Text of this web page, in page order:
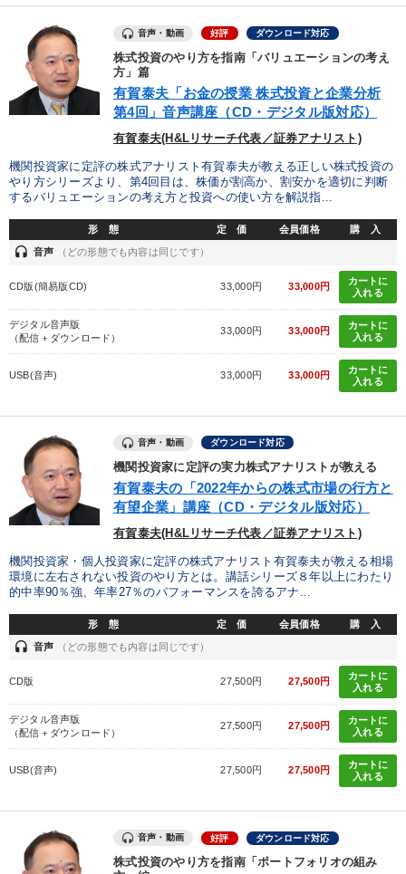
目的別
財務・数字力の向上 販売力を強化したい
発想力を磨きたい 財務・数字力の向上
リーダーの魅力向上 社長の姿勢を学びたい
推薦 感動講話 未来先見 繁盛 節税
※「更新」を押すと「カテゴリー」「目的別」「キーワード」を更新いただけます。
local_offer タグから探す refresh 更新する
すべての音声・動画（全2076タイトル）からお探しいただけます
タグ・キーワード
AI 営業力強化 SDGs 多様性・ダイバーシティ
販売戦略 労務問題・人事対策 井上和弘 株式投資
スポーツ関係 成功哲学 テレビ・ネットで話題
理念・パーパス インバウンド ブランディング
※「更新」を押すと「タグ・キーワード」を更新いただけます。
音声・動画 好評 ダウンロード対応
株式投資のやり方を指南「バリュエーションの考え
方」篇
有賀泰夫「お金の授業 株式投資と企業分析
第4回」音声講座（CD・デジタル版対応）
有賀泰夫(H&Lリサーチ代表／証券アナリスト)
機関投資家に定評の株式アナリスト有賀泰夫が教える正しい株式投資の
やり方シリーズより、第4回目は、株価が割高か、割安かを適切に判断
するバリュエーションの考え方と投資への使い方を解説指...
形 態 定 価 会員価格 購 入
headset 音声 （どの形態でも内容は同じです）
CD版(簡易版CD) 33,000円 33,000円
カートに
入れる
デジタル音声版
（配信＋ダウンロード）
33,000円 33,000円
カートに
入れる
USB(音声) 33,000円 33,000円
カートに
入れる
音声・動画 ダウンロード対応
機関投資家に定評の実力株式アナリストが教える
有賀泰夫の「2022年からの株式市場の行方と
有望企業」講座（CD・デジタル版対応）
有賀泰夫(H&Lリサーチ代表／証券アナリスト)
機関投資家・個人投資家に定評の株式アナリスト有賀泰夫が教える相場
環境に左右されない投資のやり方とは。講話シリーズ８年以上にわたり
的中率90％強、年率27％のパフォーマンスを誇るアナ...
形 態 定 価 会員価格 購 入
headset 音声 （どの形態でも内容は同じです）
CD版 27,500円 27,500円
カートに
入れる
デジタル音声版
（配信＋ダウンロード）
27,500円 27,500円
カートに
入れる
USB(音声) 27,500円 27,500円
カートに
入れる
音声・動画 好評 ダウンロード対応
株式投資のやり方を指南「ポートフォリオの組み